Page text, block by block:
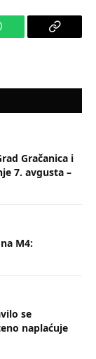
Copy
Gračanica i
7. avgusta –
M4:
se
naplaćuje